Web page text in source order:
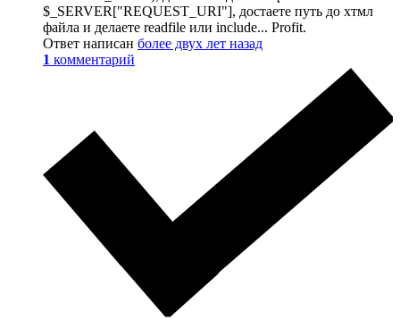
$_SERVER["REQUEST_URI"], достаете путь до хтмл
файла и делаете readfile или include... Profit.
Ответ написан более двух лет назад
1 комментарий